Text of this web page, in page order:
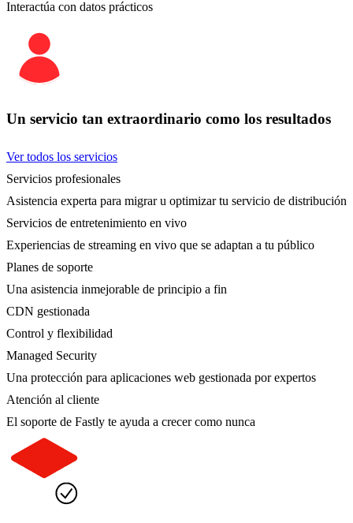
Interactúa con datos prácticos
Un servicio tan extraordinario como los resultados
Ver todos los servicios
Servicios profesionales
Asistencia experta para migrar u optimizar tu servicio de distribución
Servicios de entretenimiento en vivo
Experiencias de streaming en vivo que se adaptan a tu público
Planes de soporte
Una asistencia inmejorable de principio a fin
CDN gestionada
Control y flexibilidad
Managed Security
Una protección para aplicaciones web gestionada por expertos
Atención al cliente
El soporte de Fastly te ayuda a crecer como nunca